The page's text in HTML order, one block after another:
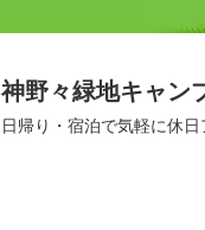
神野々緑地キャン
日帰り・宿泊で気軽に休